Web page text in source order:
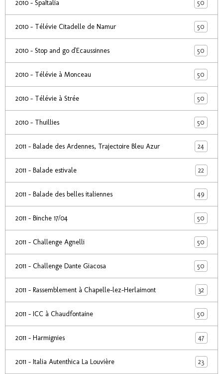
2010 - SpaItalia 50
2010 - Télévie Citadelle de Namur 50
2010 - Stop and go d'Ecaussinnes 50
2010 - Télévie à Monceau 50
2010 - Télévie à Strée 50
2010 - Thuillies 50
2011 - Balade des Ardennes, Trajectoire Bleu Azur 24
2011 - Balade estivale 22
2011 - Balade des belles italiennes 49
2011 - Binche 17/04 50
2011 - Challenge Agnelli 50
2011 - Challenge Dante Giacosa 50
2011 - Rassemblement à Chapelle-lez-Herlaimont 32
2011 - ICC à Chaudfontaine 50
2011 - Harmignies 47
2011 - Italia Autenthica La Louvière 23